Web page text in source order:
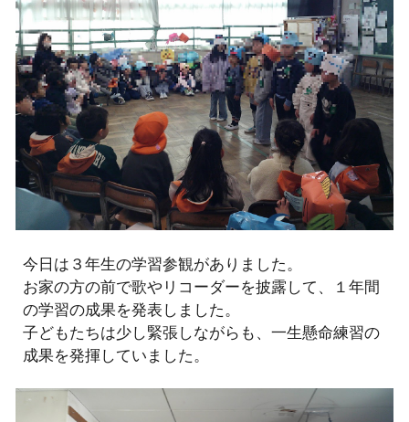
今日は３年生の学習参観がありました。
お家の方の前で歌やリコーダーを披露して、１年間
の学習の成果を発表しました。
子どもたちは少し緊張しながらも、一生懸命練習の
成果を発揮していました。